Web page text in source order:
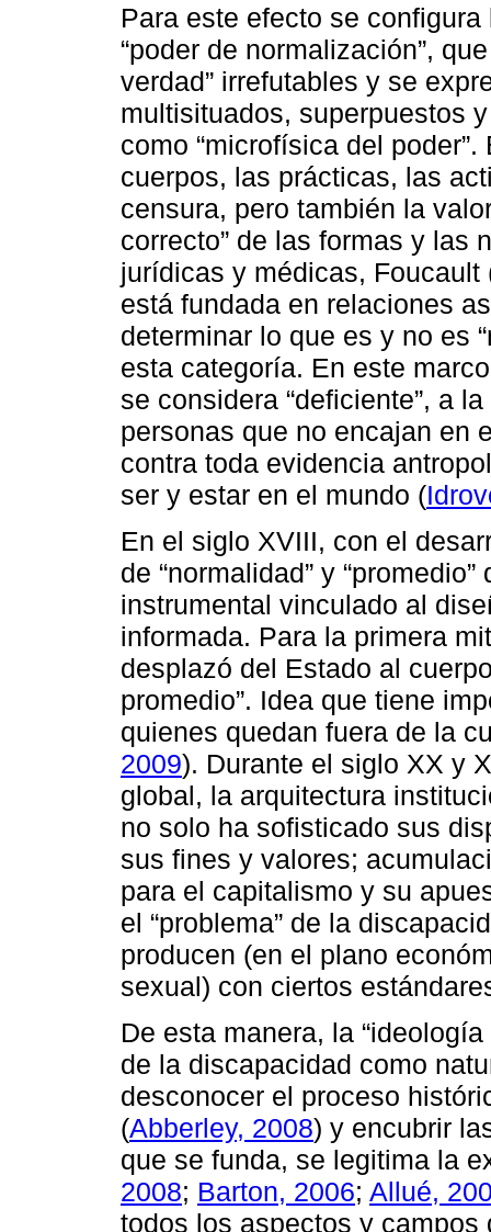
Para este efecto se
“poder de normalización”,
verdad” irrefutables y se
multisituados, superpuestos
como “microfísica del
cuerpos, las prácticas, las
censura, pero también la
correcto” de las formas y las
jurídicas y médicas, Foucault
está fundada en relaciones
determinar lo que es y no es
esta categoría. En este
se considera “deficiente”, a
personas que no encajan en
contra toda evidencia
ser y estar en el mundo (
En el siglo XVIII, con el
de “normalidad” y
instrumental vinculado al
informada. Para la primera
desplazó del Estado al
promedio”. Idea que tiene
quienes quedan fuera de la
2009). Durante el siglo XX y
global, la arquitectura
no solo ha sofisticado sus
sus fines y valores;
para el capitalismo y su
el “problema” de la
producen (en el plano
sexual) con ciertos
De esta manera, la
de la discapacidad como
desconocer el proceso
(Abberley, 2008) y encubrir
que se funda, se legitima la
2008; Barton, 2006; Allué,
todos los aspectos y